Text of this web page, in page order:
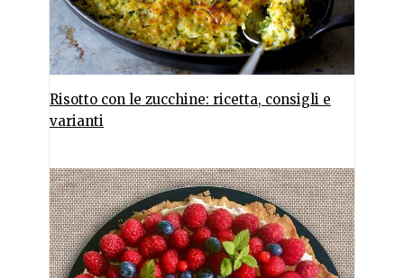
Risotto con le zucchine: ricetta, consigli e
varianti